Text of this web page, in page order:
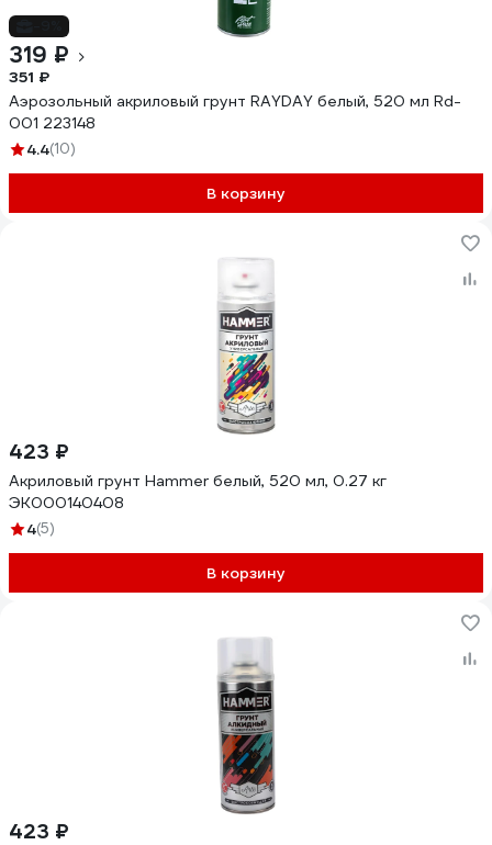
319 ₽
351 ₽
Аэрозольный акриловый грунт RAYDAY белый, 520 мл Rd-
001 223148
4.4(10)
В корзину
423 ₽
Акриловый грунт Hammer белый, 520 мл, 0.27 кг
ЭК000140408
4(5)
В корзину
423 ₽